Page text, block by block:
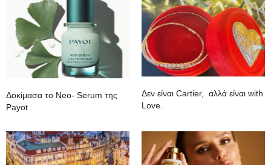
Δοκίμασα το Neo- Serum της
Payot
Δεν είναι Cartier, αλλά είναι with
Love.